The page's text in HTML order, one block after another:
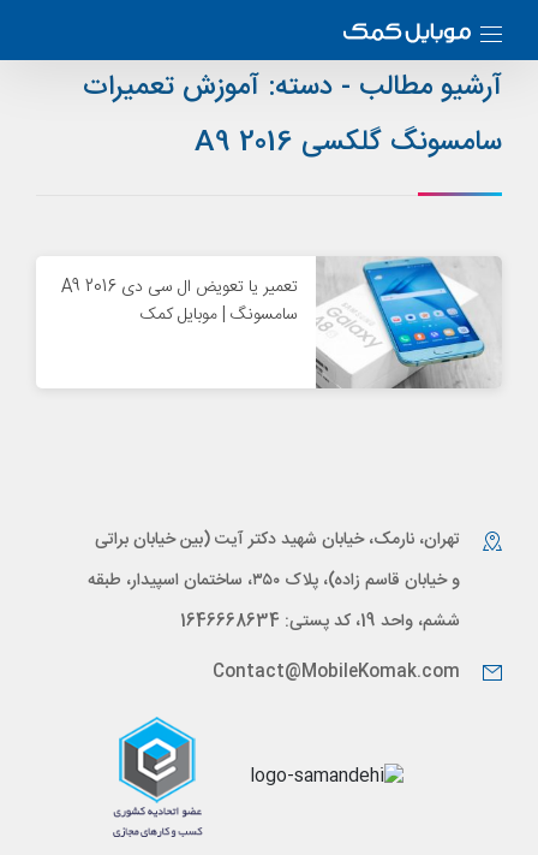
آرشیو مطالب - دسته: آموزش تعمیرات
سامسونگ گلکسی A9 2016
تعمیر یا تعویض ال سی دی A9 2016
سامسونگ | موبایل کمک
تهران، نارمک، خیابان شهید دکتر آیت (بین خیابان براتی
و خیابان قاسم زاده)، پلاک ۳۵۰، ساختمان اسپیدار، طبقه
ششم، واحد 19، کد پستی: 1646668634
Contact@MobileKomak.com